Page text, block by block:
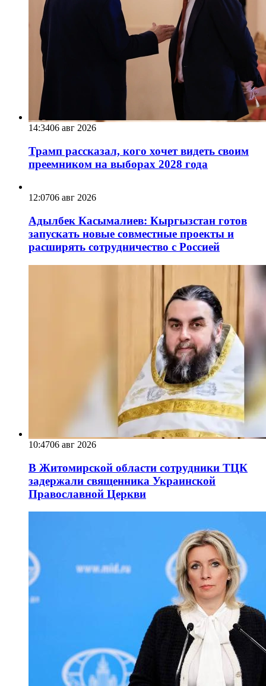
14:3406 авг 2026
Трамп рассказал, кого хочет видеть своим
преемником на выборах 2028 года
12:0706 авг 2026
Адылбек Касымалиев: Кыргызстан готов
запускать новые совместные проекты и
расширять сотрудничество с Россией
10:4706 авг 2026
В Житомирской области сотрудники ТЦК
задержали священника Украинской
Православной Церкви